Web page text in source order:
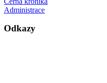
Administrace
Odkazy